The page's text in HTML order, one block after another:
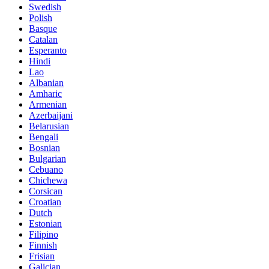
Swedish
Polish
Basque
Catalan
Esperanto
Hindi
Lao
Albanian
Amharic
Armenian
Azerbaijani
Belarusian
Bengali
Bosnian
Bulgarian
Cebuano
Chichewa
Corsican
Croatian
Dutch
Estonian
Filipino
Finnish
Frisian
Galician